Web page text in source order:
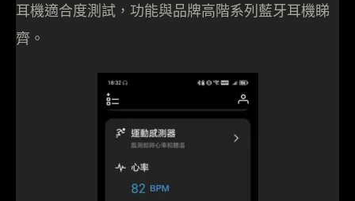
耳機適合度測試，功能與品牌高階系列藍牙耳機睇
齊。